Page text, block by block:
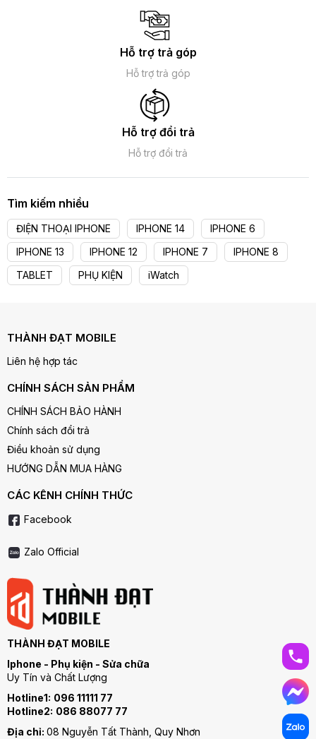
Hỗ trợ trả góp
Hỗ trợ trả góp
Hỗ trợ đổi trả
Hỗ trợ đổi trả
Tìm kiếm nhiều
ĐIỆN THOẠI IPHONE IPHONE 14
IPHONE 6
IPHONE 13
IPHONE 12 IPHONE 7
IPHONE 8
TABLET
PHỤ KIỆN iWatch
THÀNH ĐẠT MOBILE
Liên hệ hợp tác
CHÍNH SÁCH SẢN PHẨM
CHÍNH SÁCH BẢO HÀNH
Chính sách đổi trả
Điều khoản sử dụng
HƯỚNG DẪN MUA HÀNG
CÁC KÊNH CHÍNH THỨC
Facebook
Zalo Official
THÀNH ĐẠT MOBILE
Iphone - Phụ kiện - Sửa chữa
Uy Tín và Chất Lượng
Hotline1: 096 11111 77
Hotline2: 086 88077 77
Địa chỉ: 08 Nguyễn Tất Thành, Quy Nhơn